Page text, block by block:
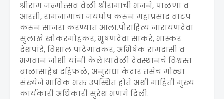
श्रीराम जन्मोत्सव वेळी श्रीरामाची भजने, पाळणा व
आरती, रामनामाचा जयघोष करून महाप्रसाद वाटप
करून साजरा करण्यात आला.पौराहित्य नारायणदेवा
सुलाखे खोकरमोहकर, भूषणदेवा साकरे, भास्कर
देशपांडे, विशाल पाटेगावकर, अभिषेक रामदासी व
भगवान जोशी यांनी केले।यावेळी देवस्थानचे विश्वस्त
बाळासाहेब दहिफळे, अनुराधा केदार तसेच मोठ्या
संख्येने भाविक भक्त उपस्थित होते अशी माहिती मुख्य
कार्यकारी अधिकारी सुरेश भणगे दिली.